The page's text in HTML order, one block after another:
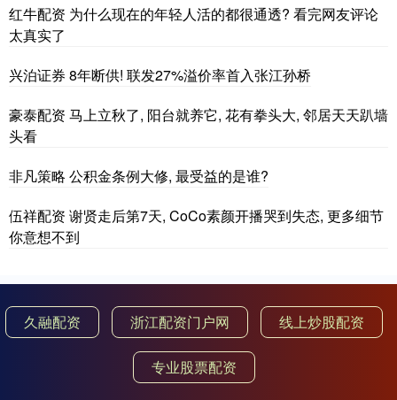
红牛配资 为什么现在的年轻人活的都很通透? 看完网友评论
太真实了
兴泊证券 8年断供! 联发27%溢价率首入张江孙桥
豪泰配资 马上立秋了, 阳台就养它, 花有拳头大, 邻居天天趴墙
头看
非凡策略 公积金条例大修, 最受益的是谁?
伍祥配资 谢贤走后第7天, CoCo素颜开播哭到失态, 更多细节
你意想不到
久融配资 浙江配资门户网 线上炒股配资
专业股票配资